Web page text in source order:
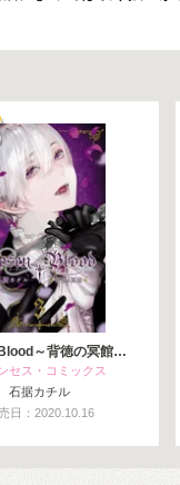
～背徳の冥館…
セス・コミックス
石据カチル
日：2020.10.16